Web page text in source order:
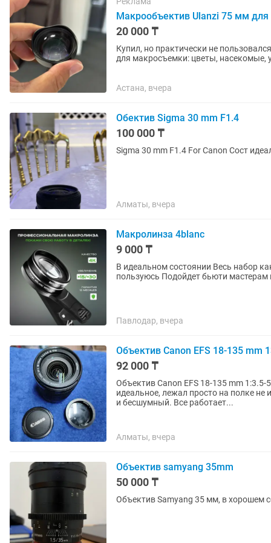
Макрообъектив Ulanzi 75 мм
20 000 ₸
Купил, но практически не пользовался.
для макросъемки: цветы, насекомые,
Астана, вчера
Обектив Sigma 30 mm F1.4
100 000 ₸
Sigma 30 mm F1.4 For Canon
Алматы, вчера
Макролинза 4blanc
9 000 ₸
В идеальном состоянии Весь набор как на фото Снимает очень качественно Продаю тк не
пользуюсь Подойдет бьюти
Павлодар, вчера
Объектив Canon EFS 18-135 mm
92 000 ₸
Объектив Canon EFS 18-135 mm
идеальное, лежал просто на полке
и бесшумный. Все работает...
Алматы, вчера
Объектив samyang 35mm
50 000 ₸
Объектив Samyang 35 мм, в хорошем